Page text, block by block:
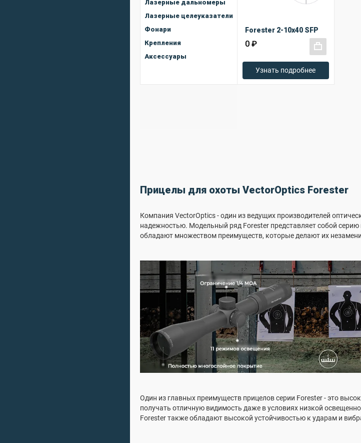
Лазерные дальномеры
Лазерные целеуказатели
Фонари
Крепления
Аксессуары
Forester 2-10x40 SFP
0 ₽
Узнать подробнее
Прицелы для охоты VectorOptics Forester
Компания VectorOptics - один из ведущих производителей
надежностью. Модельный ряд Forester представляет собой
обладают множеством преимуществ, которые делают их
Один из главных преимуществ прицелов серии Forester - это
получать отличную видимость даже в условиях низкой
Forester также обладают высокой устойчивостью к ударам и